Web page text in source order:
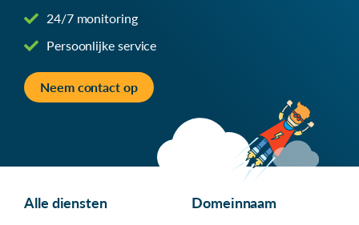
24/7 monitoring
Persoonlijke service
Neem contact op
Alle diensten Domeinnaam